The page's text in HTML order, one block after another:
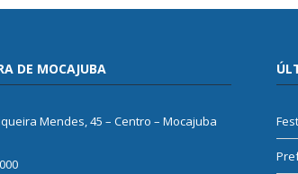
DE MOCAJUBA
Mendes, 45 – Centro – Mocajuba